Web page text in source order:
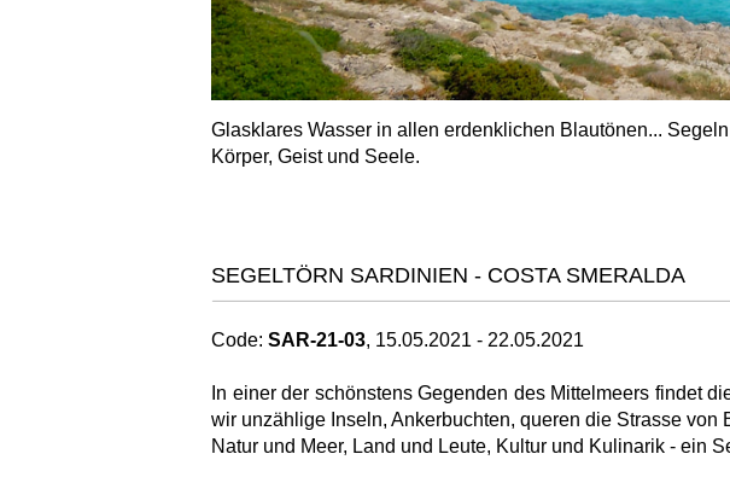
Glasklares Wasser in allen erdenklichen Blautönen...
Körper, Geist und Seele.
SEGELTÖRN SARDINIEN - COSTA SMERALDA
Code: SAR-21-03, 15.05.2021 - 22.05.2021
In einer der schönstens Gegenden des Mittelmeers findet
wir unzählige Inseln, Ankerbuchten, queren die Strasse von
Natur und Meer, Land und Leute, Kultur und Kulinarik - ein